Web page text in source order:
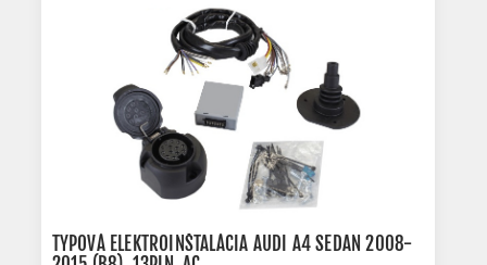
TYPOVÁ ELEKTROINŠTALÁCIA AUDI A4 SEDAN 2008-